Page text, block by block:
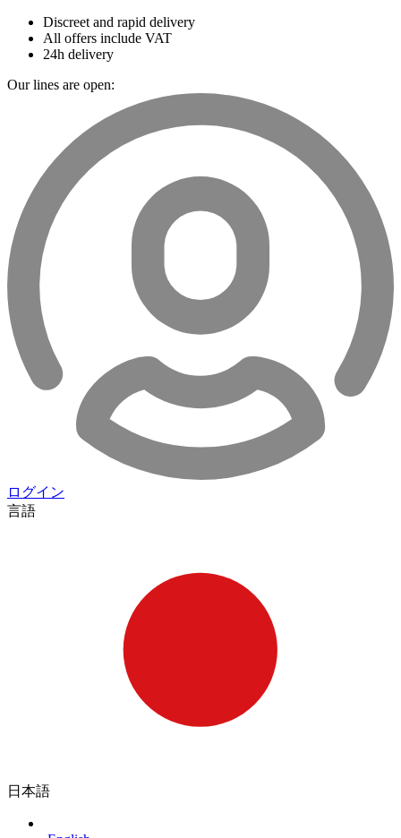
Discreet and rapid delivery
All offers include VAT
24h delivery
Our lines are open:
ログイン
言語
日本語